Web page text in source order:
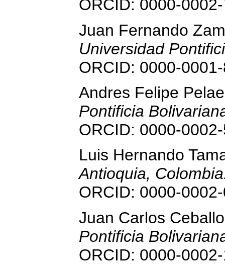
ORCID: 0000-
Juan Fernando
Universidad
ORCID: 0000-
Andres Felipe
Pontificia
ORCID: 0000-
Luis Hernando
Antioquia,
ORCID: 0000-
Juan Carlos
Pontificia
ORCID: 0000-